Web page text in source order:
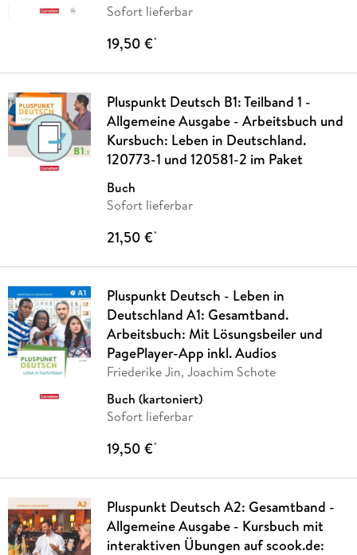
Sofort lieferbar
19,50 €*
Pluspunkt Deutsch B1: Teilband 1 -
Allgemeine Ausgabe - Arbeitsbuch und
Kursbuch: Leben in Deutschland.
120773-1 und 120581-2 im Paket
Buch
Sofort lieferbar
21,50 €*
Pluspunkt Deutsch - Leben in
Deutschland A1: Gesamtband.
Arbeitsbuch: Mit Lösungsbeiler und
PagePlayer-App inkl. Audios
Friederike Jin, Joachim Schote
Buch (kartoniert)
Sofort lieferbar
19,50 €*
Pluspunkt Deutsch A2: Gesamtband -
Allgemeine Ausgabe - Kursbuch mit
interaktiven Übungen auf scook.de: